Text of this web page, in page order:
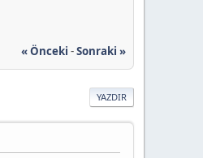
« Önceki -Sonraki »
YAZDIR